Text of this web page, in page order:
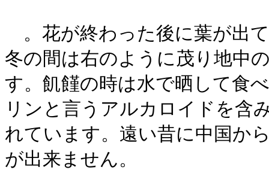
。花が終わった後に葉が出
冬の間は右のように茂り地中
す。飢饉の時は水で晒して食
リンと言うアルカロイドを含
れています。遠い昔に中国か
が出来ません。